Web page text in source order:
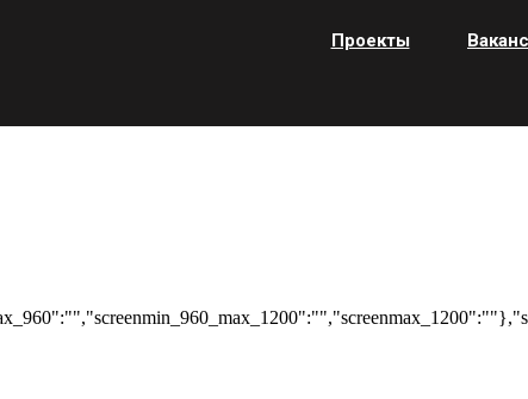
Проекты